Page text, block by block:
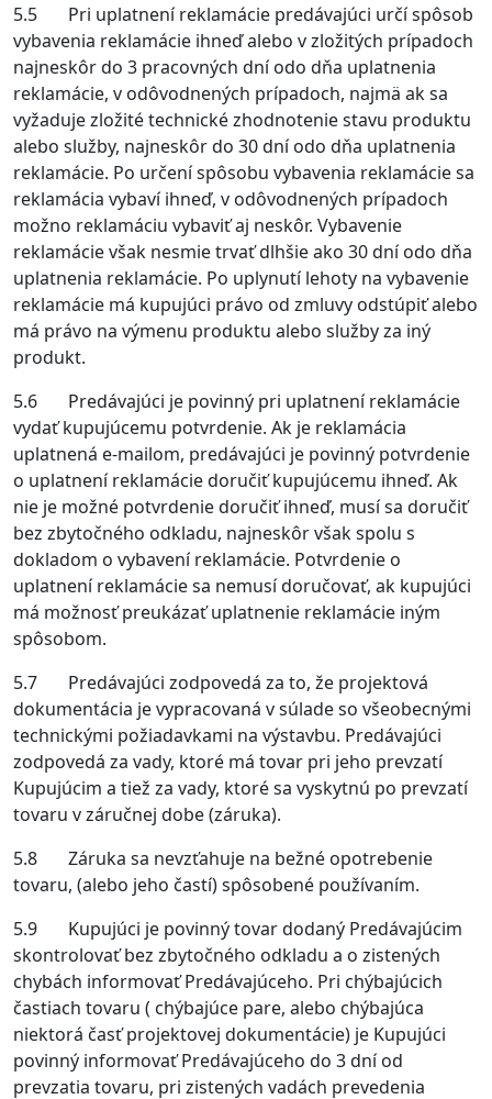
5.5 Pri uplatnení reklamácie predávajúci určí spôsob
vybavenia reklamácie ihneď alebo v zložitých prípadoch
najneskôr do 3 pracovných dní odo dňa uplatnenia
reklamácie, v odôvodnených prípadoch, najmä ak sa
vyžaduje zložité technické zhodnotenie stavu produktu
alebo služby, najneskôr do 30 dní odo dňa uplatnenia
reklamácie. Po určení spôsobu vybavenia reklamácie sa
reklamácia vybaví ihneď, v odôvodnených prípadoch
možno reklamáciu vybaviť aj neskôr. Vybavenie
reklamácie však nesmie trvať dlhšie ako 30 dní odo dňa
uplatnenia reklamácie. Po uplynutí lehoty na vybavenie
reklamácie má kupujúci právo od zmluvy odstúpiť alebo
má právo na výmenu produktu alebo služby za iný
produkt.
5.6 Predávajúci je povinný pri uplatnení reklamácie
vydať kupujúcemu potvrdenie. Ak je reklamácia
uplatnená e-mailom, predávajúci je povinný potvrdenie
o uplatnení reklamácie doručiť kupujúcemu ihneď. Ak
nie je možné potvrdenie doručiť ihneď, musí sa doručiť
bez zbytočného odkladu, najneskôr však spolu s
dokladom o vybavení reklamácie. Potvrdenie o
uplatnení reklamácie sa nemusí doručovať, ak kupujúci
má možnosť preukázať uplatnenie reklamácie iným
spôsobom.
5.7 Predávajúci zodpovedá za to, že projektová
dokumentácia je vypracovaná v súlade so všeobecnými
technickými požiadavkami na výstavbu. Predávajúci
zodpovedá za vady, ktoré má tovar pri jeho prevzatí
Kupujúcim a tiež za vady, ktoré sa vyskytnú po prevzatí
tovaru v záručnej dobe (záruka).
5.8 Záruka sa nevzťahuje na bežné opotrebenie
tovaru, (alebo jeho častí) spôsobené používaním.
5.9 Kupujúci je povinný tovar dodaný Predávajúcim
skontrolovať bez zbytočného odkladu a o zistených
chybách informovať Predávajúceho. Pri chýbajúcich
častiach tovaru ( chýbajúce pare, alebo chýbajúca
niektorá časť projektovej dokumentácie) je Kupujúci
povinný informovať Predávajúceho do 3 dní od
prevzatia tovaru, pri zistených vadách prevedenia